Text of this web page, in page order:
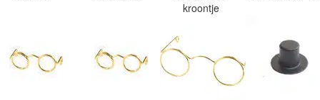
kroontje